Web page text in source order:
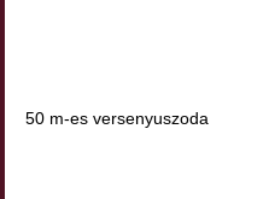
50 m-es versenyuszoda